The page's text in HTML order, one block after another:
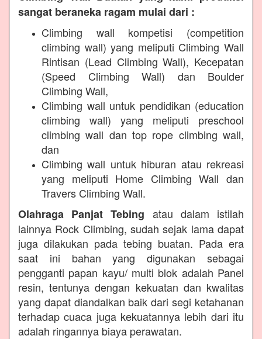
sangat beraneka ragam mulai dari :
Climbing wall kompetisi (competition
climbing wall) yang meliputi Climbing Wall
Rintisan (Lead Climbing Wall), Kecepatan
(Speed Climbing Wall) dan Boulder
Climbing Wall,
Climbing wall untuk pendidikan (education
climbing wall) yang meliputi preschool
climbing wall dan top rope climbing wall,
dan
Climbing wall untuk hiburan atau rekreasi
yang meliputi Home Climbing Wall dan
Travers Climbing Wall.
Olahraga Panjat Tebing atau dalam istilah
lainnya Rock Climbing, sudah sejak lama dapat
juga dilakukan pada tebing buatan. Pada era
saat ini bahan yang digunakan sebagai
pengganti papan kayu/ multi blok adalah Panel
resin, tentunya dengan kekuatan dan kwalitas
yang dapat diandalkan baik dari segi ketahanan
terhadap cuaca juga kekuatannya lebih dari itu
adalah ringannya biaya perawatan.